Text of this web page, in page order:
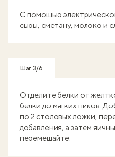
С помощью
сыры, сметану, молоко и
Шаг 3/6
Отделите белки от
белки до мягких пиков.
по 2 столовых ложки,
добавления, а затем
перемешайте.